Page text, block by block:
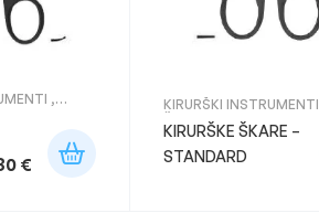
,
€
KIRURŠKI INSTRUMENTI
KIRURŠKE ŠKARE –
STANDARD